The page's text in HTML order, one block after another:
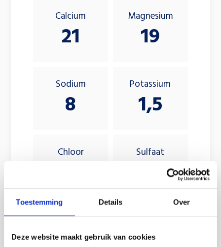
Toestemming Details Over
Deze website maakt gebruik van cookies
Calcium
21
Magnesium
19
Sodium
8
Potassium
1,5
Chloor Sulfaat
Nitraat
<0,5
Bicarbonaat
180